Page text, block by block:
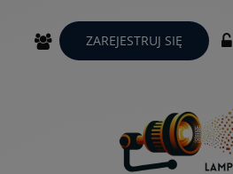
ZAREJESTRUJ SIĘ